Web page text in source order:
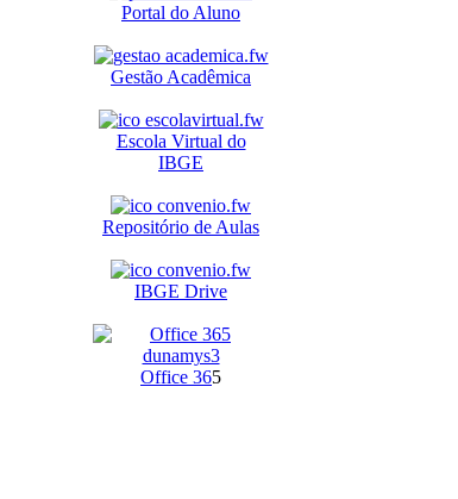
Portal do Aluno
Gestão Acadêmica
Escola Virtual do
IBGE
Repositório de Aulas
IBGE Drive
Office 365